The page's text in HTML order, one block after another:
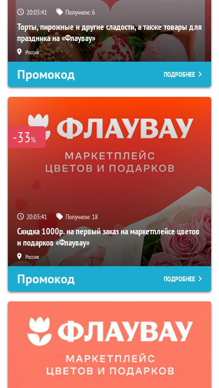
20:03:40 Получили:6
Торты, пирожные и другие сладости, а также товары для
праздника на «Флаувау»
Россия
Промокод ПОДРОБНЕЕ
-33%
20:03:40 Получили: 18
Скидка 1000р. на первый заказ на маркетплейсе цветов
и подарков «Флаувау»
Россия
Промокод ПОДРОБНЕЕ